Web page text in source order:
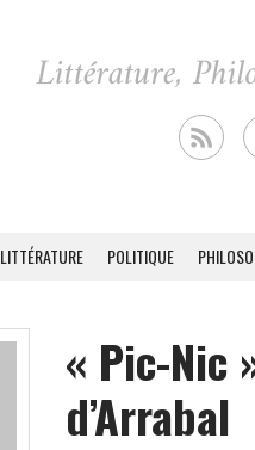
LITTÉRATURE POLITIQUE
« Pic-Nic
d’Arrabal